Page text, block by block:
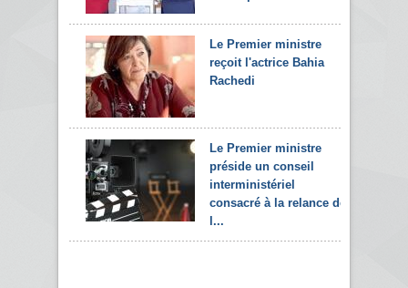
Le Premier ministre
reçoit l'actrice Bahia
Rachedi
Le Premier ministre
préside un conseil
interministériel
consacré à la relance de
l...